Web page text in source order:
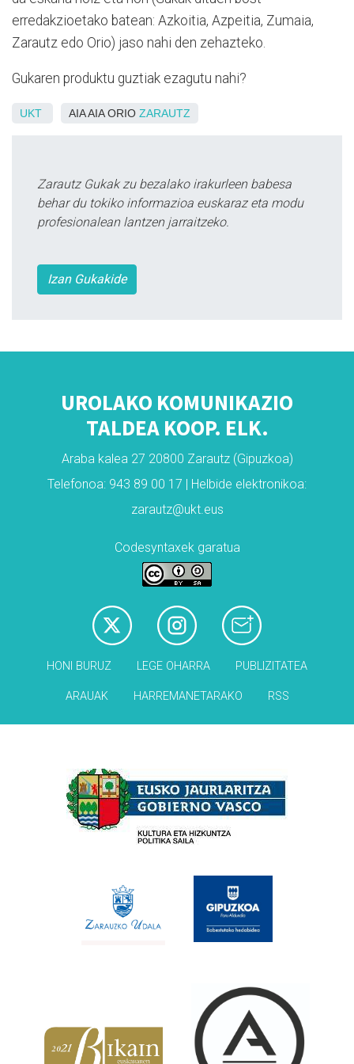
erredakzioetako batean: Azkoitia, Azpeitia, Zumaia,
Zarautz edo Orio) jaso nahi den zehazteko.
Gukaren produktu guztiak ezagutu nahi?
UKT AIA AIA ORIO ZARAUTZ
Zarautz Gukak zu bezalako irakurleen babesa
behar du tokiko informazioa euskaraz eta modu
profesionalean lantzen jarraitzeko.
Izan Gukakide
UROLAKO KOMUNIKAZIO
TALDEA KOOP. ELK.
Araba kalea 27 20800 Zarautz (Gipuzkoa)
Telefonoa: 943 89 00 17 | Helbide elektronikoa:
zarautz@ukt.eus
Codesyntaxek garatua
HONI BURUZ LEGE OHARRA PUBLIZITATEA
ARAUAK HARREMANETARAKO RSS